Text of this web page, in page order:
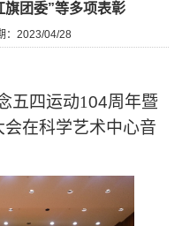
旗团委”等多项表彰
：2023/04/28
五四运动104周年暨
在科学艺术中心音